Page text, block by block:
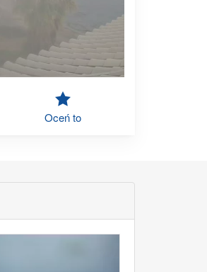
Oceń to